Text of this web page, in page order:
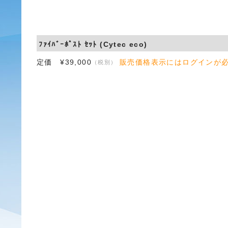
ﾌｧｲﾊﾞｰﾎﾟｽﾄ ｾｯﾄ (Cytec eco)
定価 ¥39,000 （税別） 販売価格表示にはログインが